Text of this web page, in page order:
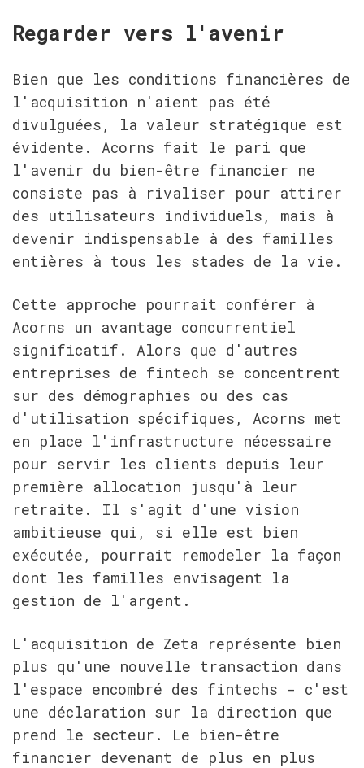
Regarder vers l'avenir
Bien que les conditions financières de
l'acquisition n'aient pas été
divulguées, la valeur stratégique est
évidente. Acorns fait le pari que
l'avenir du bien-être financier ne
consiste pas à rivaliser pour attirer
des utilisateurs individuels, mais à
devenir indispensable à des familles
entières à tous les stades de la vie.
Cette approche pourrait conférer à
Acorns un avantage concurrentiel
significatif. Alors que d'autres
entreprises de fintech se concentrent
sur des démographies ou des cas
d'utilisation spécifiques, Acorns met
en place l'infrastructure nécessaire
pour servir les clients depuis leur
première allocation jusqu'à leur
retraite. Il s'agit d'une vision
ambitieuse qui, si elle est bien
exécutée, pourrait remodeler la façon
dont les familles envisagent la
gestion de l'argent.
L'acquisition de Zeta représente bien
plus qu'une nouvelle transaction dans
l'espace encombré des fintechs - c'est
une déclaration sur la direction que
prend le secteur. Le bien-être
financier devenant de plus en plus